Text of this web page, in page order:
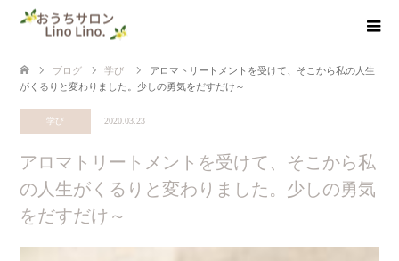
ブログ 学び
アロマトリートメントを受けて、そこから私の人生
がくるりと変わりました。少しの勇気をだすだけ～
学び 2020.03.23
アロマトリートメントを受けて、そこから私
の人生がくるりと変わりました。少しの勇気
をだすだけ～